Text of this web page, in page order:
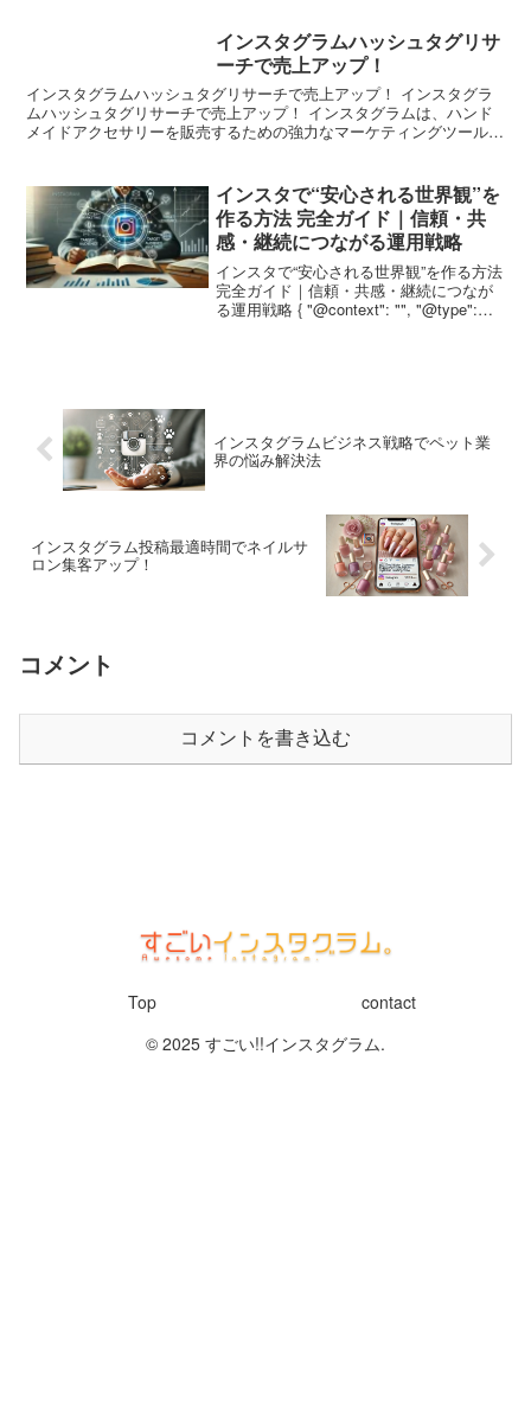
インスタグラムハッシュタグリサ
ーチで売上アップ！
インスタグラムハッシュタグリサーチで売上アップ！ インスタグラ
ムハッシュタグリサーチで売上アップ！ インスタグラムは、ハンド
メイドアクセサリーを販売するための強力なマーケティングツールと
インスタで“安心される世界観”を
作る方法 完全ガイド｜信頼・共
感・継続につながる運用戦略
インスタで“安心される世界観”を作る方法
完全ガイド｜信頼・共感・継続につなが
る運用戦略 { "@context": "", "@type":
インスタグラムビジネス戦略でペット業
界の悩み解決法
インスタグラム投稿最適時間でネイルサ
ロン集客アップ！
コメント
コメントを書き込む
Top
contact
© 2025 すごい!!インスタグラム.